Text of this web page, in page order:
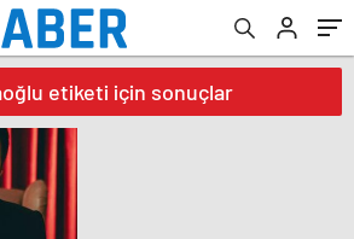
etiketi için sonuçlar